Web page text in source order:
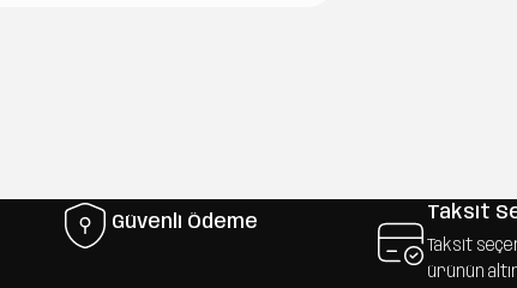
Güvenli Ödeme Taksit
Taksit
ürünün